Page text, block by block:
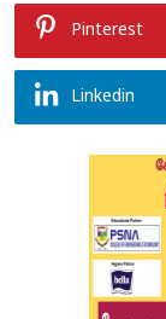
Pinterest
Linkedin